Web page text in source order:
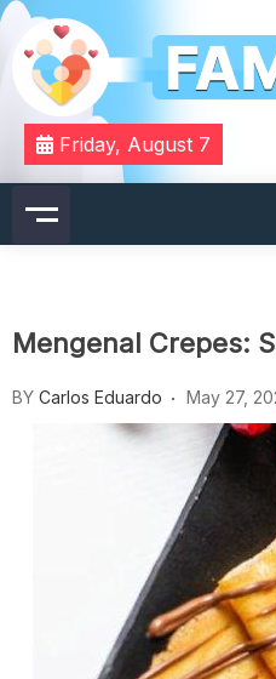
Skip
content
Familyfx
Your Daily Dose of Family
Friday, August 7
Mengenal Crepes:
BY Carlos Eduardo May 27,